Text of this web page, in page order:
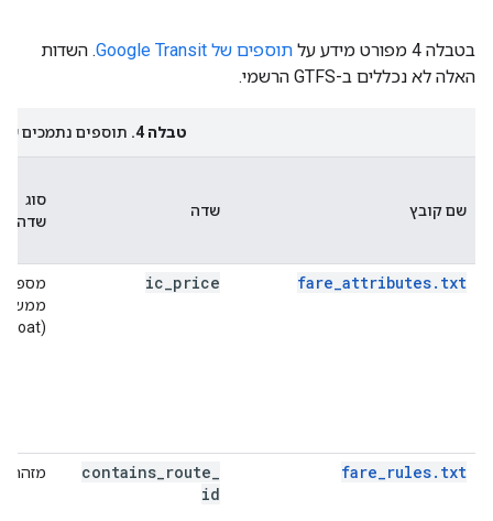
בטבלה 4 מפורט מידע על תוספים של Google Transit
. השדות
האלה לא נכללים ב-GTFS הרשמי.
טבלה 4. תוספים נתמכים
שם קובץ שדה
סוג
שדה
fare_attributes.txt
ic price
מספר
ממשי
(float)
fare_rules.txt
contains route
id
מזהה